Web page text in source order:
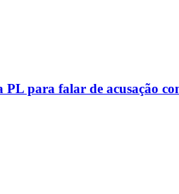
para falar de acusação